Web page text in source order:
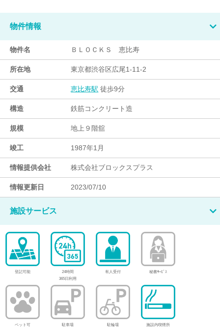
物件情報
物件名 ＢＬＯＣＫＳ 恵比寿
所在地 東京都渋谷区広尾1-11-2
交通 恵比寿駅 徒歩9分
構造 鉄筋コンクリート造
規模 地上９階舘
竣工 1987年1月
情報提供会社 株式会社ブロックスプラス
情報更新日 2023/07/10
施設サービス
登記可能
24時間
365日利用
有人受付 秘書ｻｰﾋﾞｽ
ペット可 駐車場 駐輪場 施設内喫煙所